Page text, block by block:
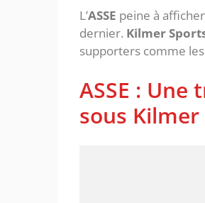
L’ASSE peine à
dernier. Kilmer
supporters comme
ASSE :
sous